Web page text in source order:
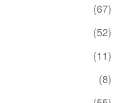
(67)
(52)
(11)
(8)